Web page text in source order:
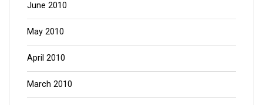
June 2010
May 2010
April 2010
March 2010